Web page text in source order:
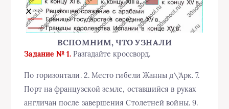
ВСПОМНИМ, ЧТО УЗНАЛИ
Задание № 1. Разгадайте кроссворд.
По горизонтали. 2. Место гибели Жанны д\’Арк. 7.
Порт на французской земле, оставшийся в руках
англичан после завершения Столетней войны. 9.